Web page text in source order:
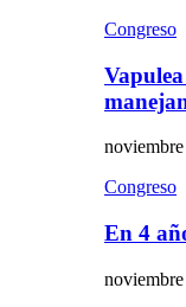
Congreso
Congreso
En 4